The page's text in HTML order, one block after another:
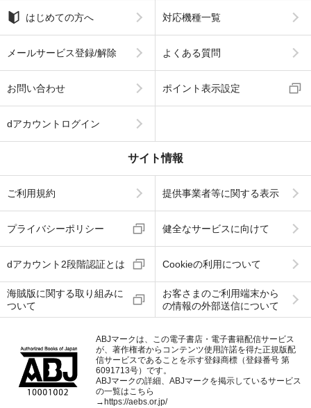
はじめての方へ 対応機種一覧
メールサービス登録/解除 よくある質問
お問い合わせ ポイント表示設定
dアカウントログイン
サイト情報
ご利用規約 提供事業者等に関する表示
プライバシーポリシー 健全なサービスに向けて
dアカウント2段階認証とは Cookieの利用について
海賊版に関する取り組みに
ついて
お客さまのご利用端末から
の情報の外部送信について
ABJマークは、この電子書店・電子書籍配信サービス
が、著作権者からコンテンツ使用許諾を得た正規版配
信サービスであることを示す登録商標（登録番号 第
6091713号）です。
ABJマークの詳細、ABJマークを掲示しているサービス
の一覧はこちら
→ https://aebs.or.jp/